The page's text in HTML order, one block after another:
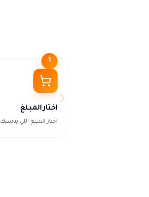
1
اختار المبلغ
اختار المبلغ اللي يناسبك